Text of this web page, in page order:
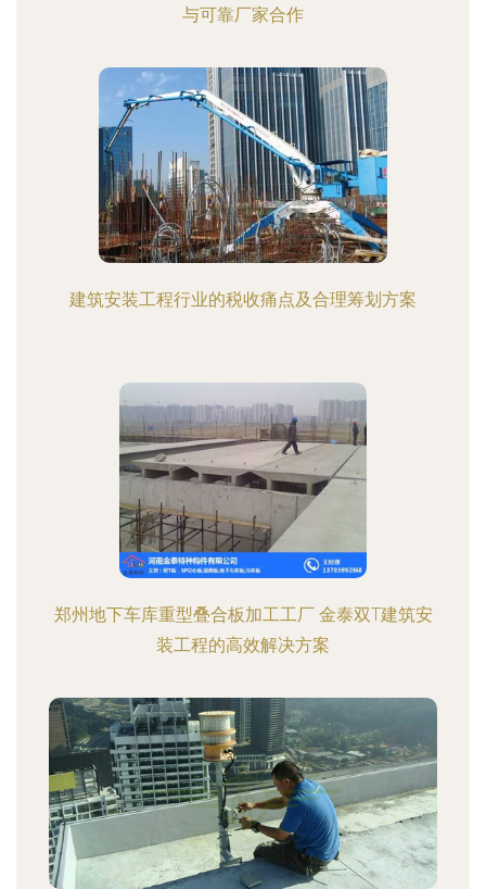
与可靠厂家合作
建筑安装工程行业的税收痛点及合理筹划方案
郑州地下车库重型叠合板加工工厂 金泰双T建筑安
装工程的高效解决方案